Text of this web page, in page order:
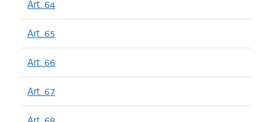
Art. 64
Art. 65
Art. 66
Art. 67